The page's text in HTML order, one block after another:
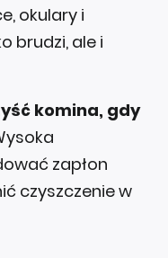
okulary i
brudzi, ale i
komina, gdy
zapłon
czyszczenie w